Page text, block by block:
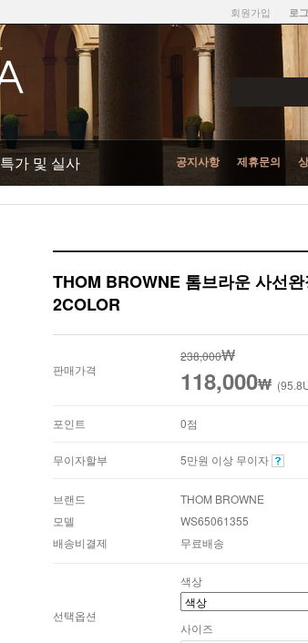
회원가입 로
특가 및 실사 공지사항 제휴문의
THOM BROWNE 톰브라운 사선
2COLOR
판매가격
238,000₩
118,000₩ (95.8
포인트 0점
무이자할부 5만원 이상 무이자
브랜드
THOM BROWNE
모델
WS65061355
배송비결제
무료배송
선택옵션
색상
사이즈